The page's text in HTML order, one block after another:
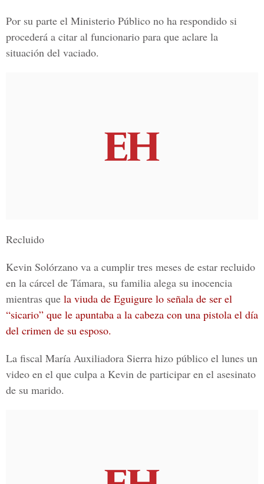
Por su parte el Ministerio Público no ha respondido si
procederá a citar al funcionario para que aclare la
situación del vaciado.
Recluido
Kevin Solórzano va a cumplir tres meses de estar recluido
en la cárcel de Támara, su familia alega su inocencia
mientras que la viuda de Eguigure lo señala de ser el
“sicario” que le apuntaba a la cabeza con una pistola el día
del crimen de su esposo.
La fiscal María Auxiliadora Sierra hizo público el lunes un
video en el que culpa a Kevin de participar en el asesinato
de su marido.